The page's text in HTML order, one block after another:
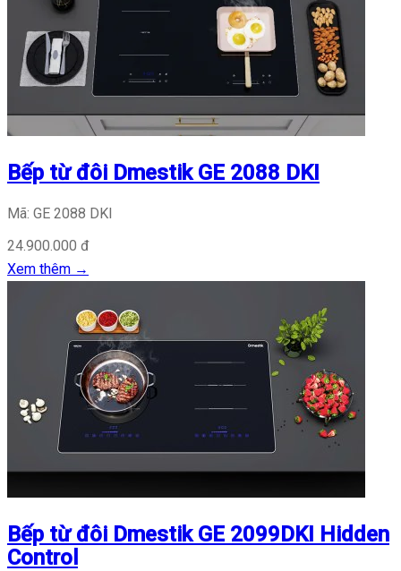
Bếp từ đôi Dmestik GE 2088 DKI
Mã: GE 2088 DKI
24.900.000 đ
Xem thêm →
Bếp từ đôi Dmestik GE 2099DKI Hidden
Control